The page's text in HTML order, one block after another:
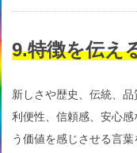
9.特徴を伝え
新しさや歴史、伝統、品
利便性、信頼感、安心
う価値を感じさせる言葉